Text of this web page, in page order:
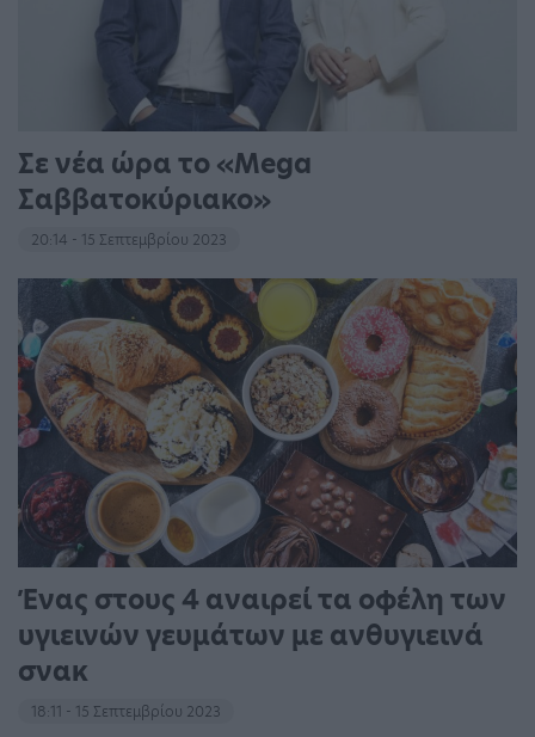
Σε νέα ώρα το «Mega
Σαββατοκύριακο»
20:14 - 15 Σεπτεμβρίου 2023
Ένας στους 4 αναιρεί τα οφέλη των
υγιεινών γευμάτων με ανθυγιεινά
σνακ
18:11 - 15 Σεπτεμβρίου 2023